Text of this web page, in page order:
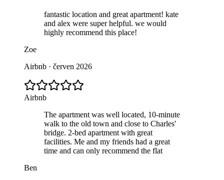
fantastic location and great apartment! kate
and alex were super helpful. we would
highly recommend this place!
Zoe
Airbnb · červen 2026
Airbnb
The apartment was well located, 10-minute
walk to the old town and close to Charles'
bridge. 2-bed apartment with great
facilities. Me and my friends had a great
time and can only recommend the flat
Ben